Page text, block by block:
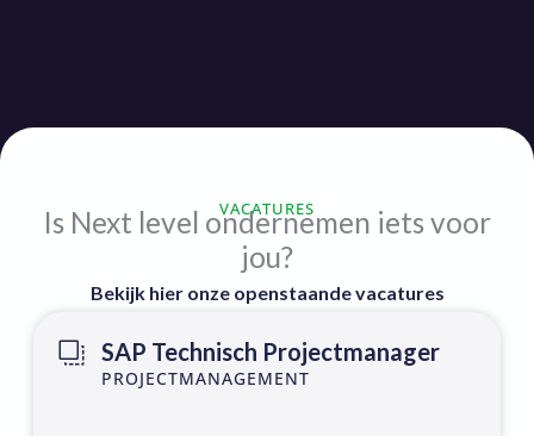
VACATURES
Is Next level ondernemen iets voor
jou?
Bekijk hier onze openstaande vacatures
SAP Technisch Projectmanager
PROJECTMANAGEMENT